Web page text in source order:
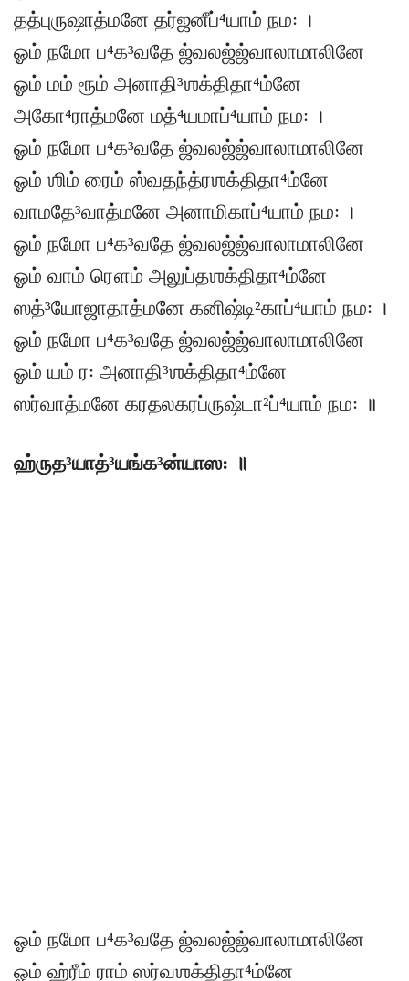
தத்புருஷாத்மனே தர்ஜனீப்⁴யாம் நம꞉ ।
ஓம் நமோ ப⁴க³வதே ஜ்வலஜ்ஜ்வாலாமாலினே
ஓம் மம் ரூம் அனாதி³ஶக்திதா⁴ம்னே
அகோ⁴ராத்மனே மத்⁴யமாப்⁴யாம் நம꞉ ।
ஓம் நமோ ப⁴க³வதே ஜ்வலஜ்ஜ்வாலாமாலினே
ஓம் ஶிம் ரைம் ஸ்வதந்த்ரஶக்திதா⁴ம்னே
வாமதே³வாத்மனே அனாமிகாப்⁴யாம் நம꞉ ।
ஓம் நமோ ப⁴க³வதே ஜ்வலஜ்ஜ்வாலாமாலினே
ஓம் வாம் ரௌம் அலுப்தஶக்திதா⁴ம்னே
ஸத்³யோஜாதாத்மனே கனிஷ்டி²காப்⁴யாம் நம꞉ ।
ஓம் நமோ ப⁴க³வதே ஜ்வலஜ்ஜ்வாலாமாலினே
ஓம் யம் ர꞉ அனாதி³ஶக்திதா⁴ம்னே
ஸர்வாத்மனே கரதலகரப்ருஷ்டா²ப்⁴யாம் நம꞉ ॥
ஹ்ருத³யாத்³யங்க³ன்யாஸ꞉ ॥
ஓம் நமோ ப⁴க³வதே ஜ்வலஜ்ஜ்வாலாமாலினே
ஓம் ஹ்ரீம் ராம் ஸர்வஶக்திதா⁴ம்னே